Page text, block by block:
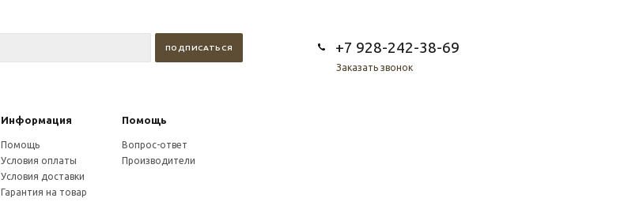
+7 928-242-38-69
Заказать звонок
Информация Помощь
Помощь
Условия оплаты
Условия доставки
Гарантия на товар
Вопрос-ответ
Производители